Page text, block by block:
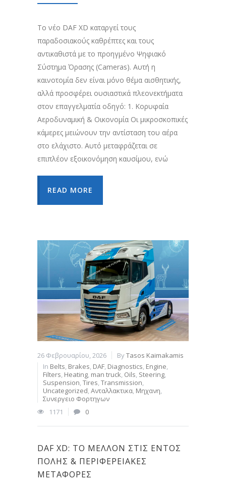
Το νέο DAF XD καταργεί τους
παραδοσιακούς καθρέπτες και τους
αντικαθιστά με το προηγμένο Ψηφιακό
Σύστημα Όρασης (Cameras). Αυτή η
καινοτομία δεν είναι μόνο θέμα αισθητικής,
αλλά προσφέρει ουσιαστικά πλεονεκτήματα
στον επαγγελματία οδηγό: 1. Κορυφαία
Αεροδυναμική & Οικονομία Οι μικροσκοπικές
κάμερες μειώνουν την αντίσταση του αέρα
στο ελάχιστο. Αυτό μεταφράζεται σε
επιπλέον εξοικονόμηση καυσίμου, ενώ
READ MORE
26 Φεβρουαρίου, 2026 ByTasos Kaimakamis
In Belts, Brakes, DAF, Diagnostics, Engine,
Filters, Heating, man truck, Oils, Steering,
Suspension,Tires,Transmission,
Uncategorized,Ανταλλακτικα, Μηχανη,
Συνεργειο Φορτηγων
1171
0
DAF XD: ΤΟ ΜΈΛΛΟΝ ΣΤΙΣ ΕΝΤΌΣ
ΠΌΛΗΣ & ΠΕΡΙΦΕΡΕΙΑΚΈΣ
ΜΕΤΑΦΟΡΈΣ